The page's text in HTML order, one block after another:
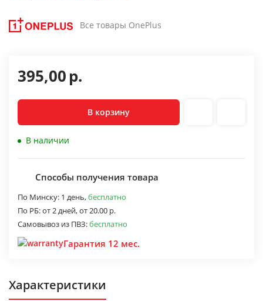
Все товары OnePlus
395,00р.
В корзину
В наличии
Способы получения товара
По Минску: 1 день,бесплатно
По РБ:от 2 дней,от 20.00 р.
Самовывоз из ПВЗ:бесплатно
Гарантия 12 мес.
Характеристики